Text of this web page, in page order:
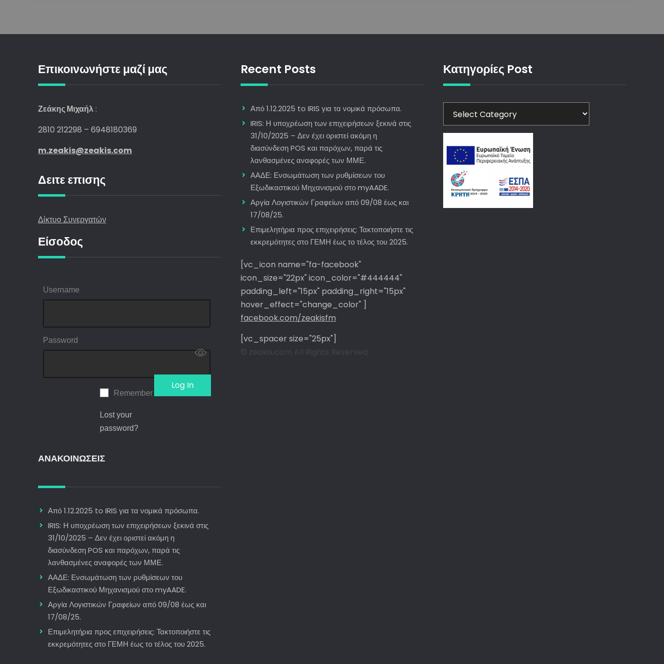
Επικοινωνήστε μαζί μας
Ζεάκης Μιχαήλ :
2810 212298 – 6948180369
m.zeakis@zeakis.com
Δειτε επισης
Δίκτυο Συνεργατών
Είσοδος
Username
Password
Remember Me
Lost your
password?
ΑΝΑΚΟΙΝΩΣΕΙΣ
Από 1.12.2025 to IRIS για τα νομικά πρόσωπα.
IRIS: Η υποχρέωση των επιχειρήσεων ξεκινά στις
31/10/2025 – Δεν έχει οριστεί ακόμη η
διασύνδεση POS και παρόχων, παρά τις
λανθασμένες αναφορές των ΜΜΕ.
ΑΑΔΕ: Ενσωμάτωση των ρυθμίσεων του
Εξωδικαστικού Μηχανισμού στο myAADE.
Αργία Λογιστικών Γραφείων από 09/08 έως και
17/08/25.
Επιμελητήρια προς επιχειρήσεις: Τακτοποιήστε τις
εκκρεμότητες στο ΓΕΜΗ έως το τέλος του 2025.
Recent Posts
Από 1.12.2025 to IRIS για τα νομικά πρόσωπα.
IRIS: Η υποχρέωση των επιχειρήσεων ξεκινά στις
31/10/2025 – Δεν έχει οριστεί ακόμη η
διασύνδεση POS και παρόχων, παρά τις
λανθασμένες αναφορές των ΜΜΕ.
ΑΑΔΕ: Ενσωμάτωση των ρυθμίσεων του
Εξωδικαστικού Μηχανισμού στο myAADE.
Αργία Λογιστικών Γραφείων από 09/08 έως και
17/08/25.
Επιμελητήρια προς επιχειρήσεις: Τακτοποιήστε τις
εκκρεμότητες στο ΓΕΜΗ έως το τέλος του 2025.
[vc_icon name="fa-facebook"
icon_size="22px" icon_color="#444444"
padding_left="15px" padding_right="15px"
hover_effect="change_color" ]
facebook.com/zeakisfm
[vc_spacer size="25px"]
© zeakis.com All Rights Reserved.
Κατηγορίες Post
Κατηγορίες